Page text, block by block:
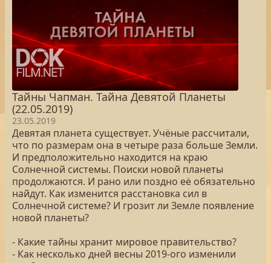
Тайны Чапман. Тайна Девятой Планеты
(22.05.2019)
23.05.2019
Девятая планета существует. Учёные рассчитали,
что по размерам она в четыре раза больше Земли.
И предположительно находится на краю
Солнечной системы. Поиски новой планеты
продолжаются. И рано или поздно её обязательно
найдут. Как изменится расстановка сил в
Солнечной системе? И грозит ли Земле появление
новой планеты?
- Какие тайны хранит мировое правительство?
- Как несколько дней весны 2019-ого изменили